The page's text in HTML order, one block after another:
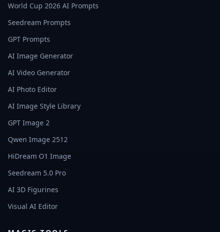
World Cup 2026 AI Prompts
Seedream Prompts
GPT Prompts
AI Image Generator
AI Video Generator
AI Photo Editor
AI Image Style Library
GPT Image 2
Qwen Image 2512
HiDream O1 Image
Seedream 5.0 Pro
AI 3D Figurines
Visual AI Editor